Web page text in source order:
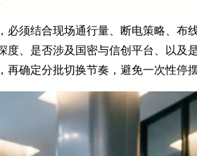
须结合现场通行量、断电策略、布
、是否涉及国密与信创平台、以及
确定分批切换节奏，避免一次性停摆